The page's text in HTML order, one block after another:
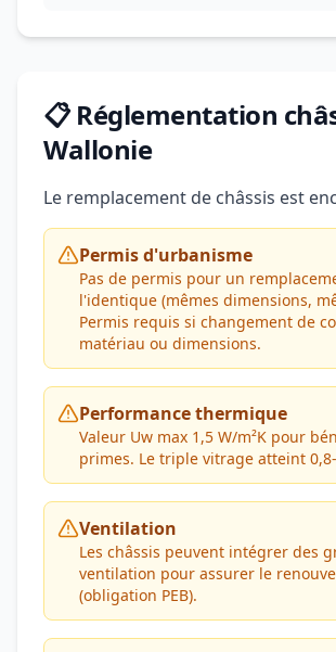
📋 Réglementation
Wallonie
Le remplacement de châssis est
Permis d'urbanisme
Pas de permis pour un
l'identique (mêmes dimensions,
Permis requis si changement de
matériau ou dimensions.
Performance thermique
Valeur Uw max 1,5 W/m²K pour
primes. Le triple vitrage atteint 0,8-
Ventilation
Les châssis peuvent intégrer des
ventilation pour assurer le
(obligation PEB).